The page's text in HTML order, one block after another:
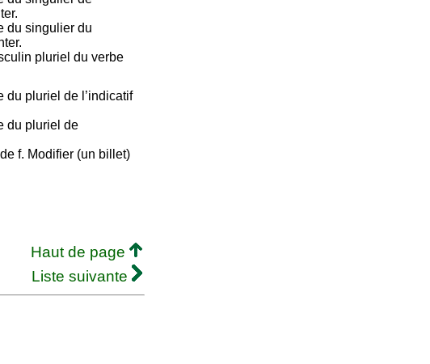
du singulier du
pluriel du verbe
du pluriel de l’indicatif
du pluriel de
f. Modifier (un billet)
Haut de page
Liste suivante